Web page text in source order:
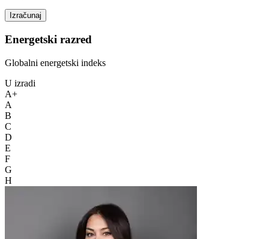
Izračunaj
Energetski razred
Globalni energetski indeks
U izradi
A+
A
B
C
D
E
F
G
H